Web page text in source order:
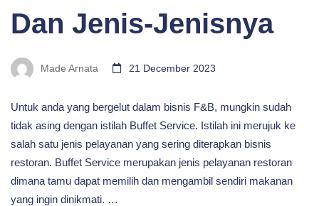
Dan Jenis-Jenisnya
Made Arnata 21 December 2023
Untuk anda yang bergelut dalam bisnis F&B, mungkin sudah
tidak asing dengan istilah Buffet Service. Istilah ini merujuk ke
salah satu jenis pelayanan yang sering diterapkan bisnis
restoran. Buffet Service merupakan jenis pelayanan restoran
dimana tamu dapat memilih dan mengambil sendiri makanan
yang ingin dinikmati. …